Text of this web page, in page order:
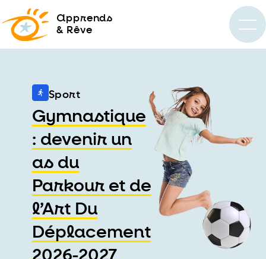
apprends
& Rêve
Sport
Gymnastique
: devenir un
as du
Parkour et de
l’Art Du
Déplacement